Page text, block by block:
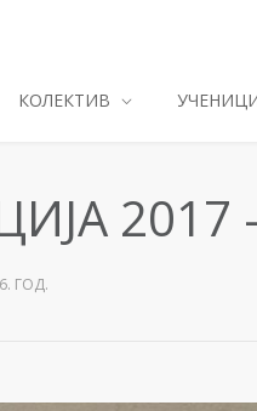
КОЛЕКТИВ
2017
ГОД.